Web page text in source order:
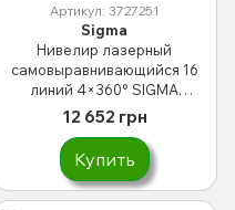
Артикул: 3727251
Sigma
Нивелир лазерный
самовыравнивающийся 16
линий 4×360° SIGMA
(3727251)
12 652 грн
Купить